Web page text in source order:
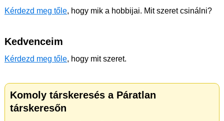
Kérdezd meg tőle, hogy mik a hobbijai. Mit szeret csinálni?
Kedvenceim
Kérdezd meg tőle, hogy mit szeret.
Komoly társkeresés a Páratlan
társkeresőn